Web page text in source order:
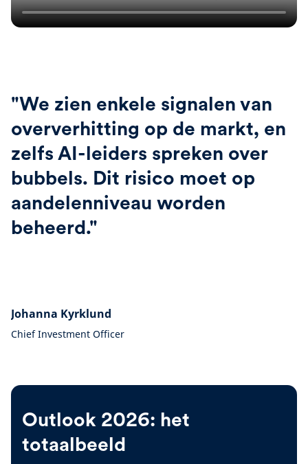
"We zien enkele signalen van
oververhitting op de markt, en
zelfs AI-leiders spreken over
bubbels. Dit risico moet op
aandelenniveau worden
beheerd."
Johanna Kyrklund
Chief Investment Officer
Outlook 2026: het
totaalbeeld